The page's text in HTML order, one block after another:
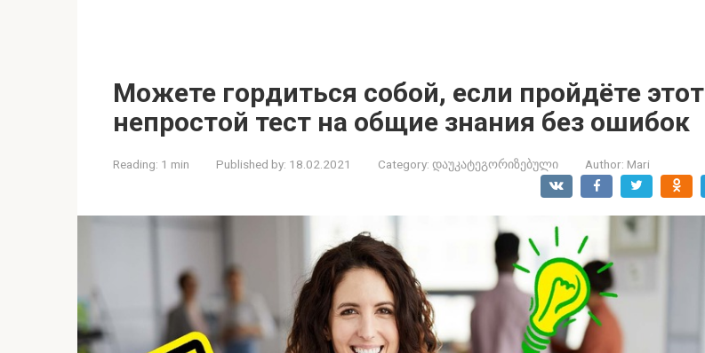
Можете гордиться собой, если пройдёте этот
непростой тест на общие знания без ошибок
Reading: 1 min Published by: 18.02.2021 Category: დაუკატეგორიზებული Author: Mari